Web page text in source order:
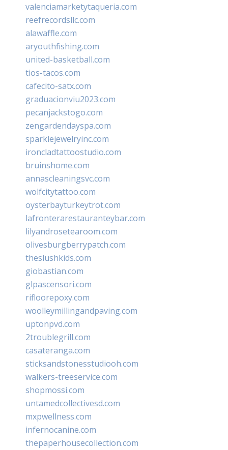
valenciamarketytaqueria.com
reefrecordsllc.com
alawaffle.com
aryouthfishing.com
united-basketball.com
tios-tacos.com
cafecito-satx.com
graduacionviu2023.com
pecanjackstogo.com
zengardendayspa.com
sparklejewelryinc.com
ironcladtattoostudio.com
bruinshome.com
annascleaningsvc.com
wolfcitytattoo.com
oysterbayturkeytrot.com
lafronterarestauranteybar.com
lilyandrosetearoom.com
olivesburgberrypatch.com
theslushkids.com
giobastian.com
glpascensori.com
rifloorepoxy.com
woolleymillingandpaving.com
uptonpvd.com
2troublegrill.com
casateranga.com
sticksandstonesstudiooh.com
walkers-treeservice.com
shopmossi.com
untamedcollectivesd.com
mxpwellness.com
infernocanine.com
thepaperhousecollection.com